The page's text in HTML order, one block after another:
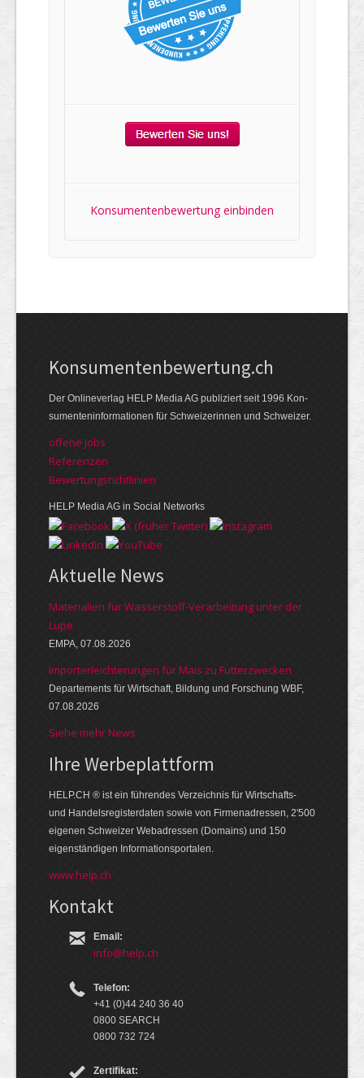
Konsumentenbewertung einbinden
Kon­su­menten­be­wer­tung.ch
Der Online­verlag HELP Media AG publi­ziert seit 1996 Kon­
su­menten­infor­mationen für Schwei­zerinnen und Schweizer.
offene Jobs
Referenzen
Bewer­tungs­richt­linien
HELP Media AG in Social Networks
Aktuelle News
Materialien für Wasserstoff-Verarbeitung unter der
Lupe
EMPA, 07.08.2026
Importerleichterungen für Mais zu Futterzwecken
Departements für Wirtschaft, Bildung und Forschung WBF,
07.08.2026
Siehe mehr News
Ihre Werbe­platt­form
HELP.CH ® ist ein führendes Ver­zeich­nis für Wirt­schafts-
und Handels­register­daten so­wie von Firmen­adressen, 2'500
eige­nen Schweizer Web­adressen (Domains) und 150
eigen­ständigen Infor­mations­por­talen.
www.help.ch
Kontakt
Email:
info@help.ch
Telefon:
+41 (0)44 240 36 40
0800 SEARCH
0800 732 724
Zertifikat: